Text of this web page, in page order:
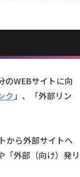
のWEBサイトに向
ク」、「外部リン
から外部サイトへ
「外部（向け）発リ